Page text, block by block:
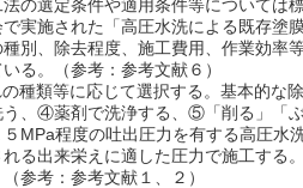
の選定条件や適用条件等については
実施された「高圧水洗による既存塗
別、除去程度、施工費用、作業効率
る。（参考：参考文献６）
種類等に応じて選択する。基本的な
、④薬剤で洗浄する、⑤「削る」「ぶ
MPa程度の吐出圧力を有する高圧水
る出来栄えに適した圧力で施工する
参考：参考文献１、２）